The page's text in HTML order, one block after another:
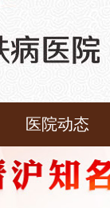
医院动态